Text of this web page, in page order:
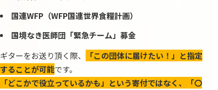
国連WFP（WFP国連世界食糧計画）
国境なき医師団「緊急チーム」募金
ギターをお送り頂く際、
「この団体に届けたい！」と指定
することが可能です。
「どこかで役立っているかも」という寄付ではなく、「〇